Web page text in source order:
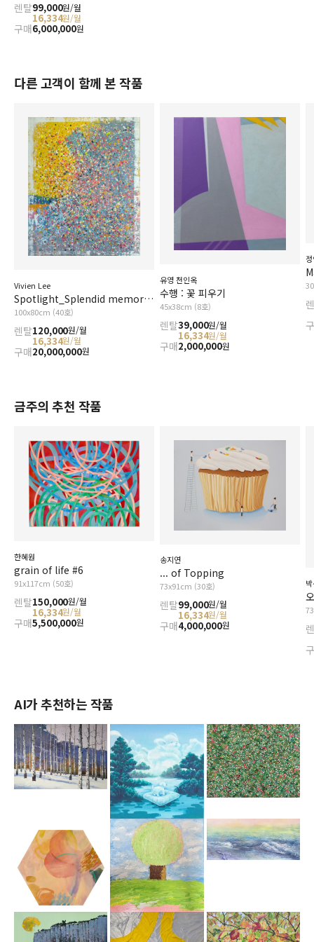
렌탈99,000원/월
16,334원/월
구매6,000,000원
다른 고객이 함께 본 작품
Vivien Lee
Spotlight_Splendid memories
100x80cm (40호)
렌탈120,000원/월
16,334원/월
구매20,000,000원
유영 천인옥
수행 : 꽃 피우기
45x38cm (8호)
렌탈39,000원/월
16,334원/월
구매2,000,000원
금주의 추천 작품
한혜원
grain of life #6
91x117cm (50호)
렌탈150,000원/월
16,334원/월
구매5,500,000원
송지연
... of Topping
73x91cm (30호)
렌탈99,000원/월
16,334원/월
구매4,000,000원
AI가 추천하는 작품